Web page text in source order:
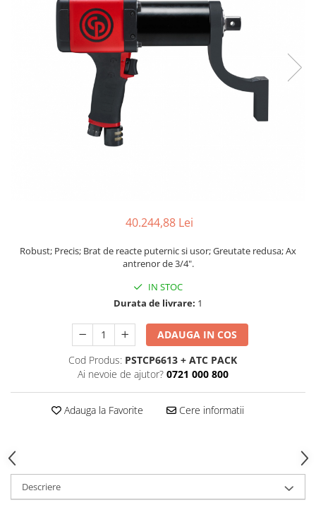
Bormasini pneumatice
Chei pneumatice cu impact
Ciocane daltuitoare pneumatice
Compactoare pneumatice
Curatatoare cu ace
Masini de insurubat cu clichet
Polizoare verticale
Tăiere și nituire pneumatică
40.244,88 Lei
Robust; Precis; Brat de reacte puternic si usor; Greutate redusa; Ax
antrenor de 3/4".
IN STOC
Durata de livrare: 1
ADAUGA IN COS
Cod Produs: PSTCP6613 + ATC PACK
Ai nevoie de ajutor? 0721 000 800
Adauga la Favorite Cere informatii
Descriere